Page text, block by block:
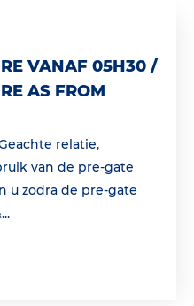
VANAF 05H30 /
AS FROM
relatie,
van de pre-gate
u zodra de pre-gate